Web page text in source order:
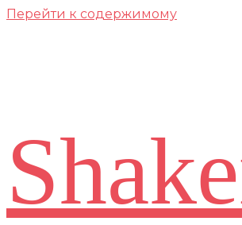
Перейти к содержимому